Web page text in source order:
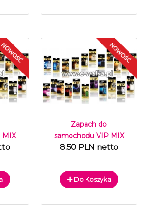
MIX
Zapach do
samochodu VIP MIX
8.50 PLN netto
Do Koszyka